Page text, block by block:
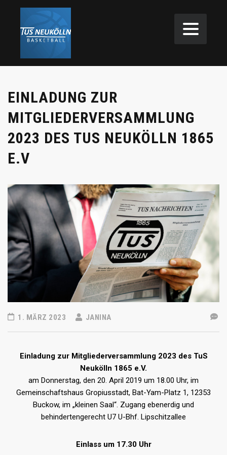
EINLADUNG ZUR
MITGLIEDERVERSAMMLUNG
2023 DES TUS NEUKÖLLN 1865
E.V
1. MÄRZ 2023 JANINA
Einladung zur Mitgliederversammlung 2023 des TuS
Neukölln 1865 e.V.
am Donnerstag, den 20. April 2019 um 18.00 Uhr, im
Gemeinschaftshaus Gropiusstadt, Bat-Yam-Platz 1, 12353
Buckow, im „kleinen Saal“. Zugang ebenerdig und
behindertengerecht U7 U-Bhf. Lipschitzallee
Einlass um 17.30 Uhr